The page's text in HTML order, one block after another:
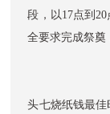
段，以17点到
全要求完成祭奠
头七烧纸钱最